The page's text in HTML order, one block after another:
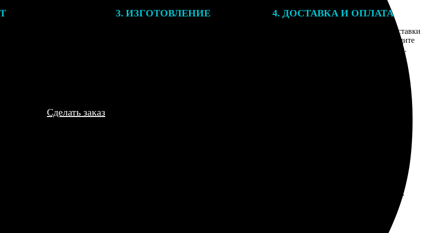
3. ИЗГОТОВЛЕНИЕ 4. ДОСТАВКА И ОПЛАТА
Введите адрес и выберите способ доставки
заказа. Если у вас есть промокод, введите
его в специальное поле для промокода.
Сделать заказ
утра — к вечеру уже были готовы. Цена, конечно, немного кусается за срочность, но что поделать, время дороже.